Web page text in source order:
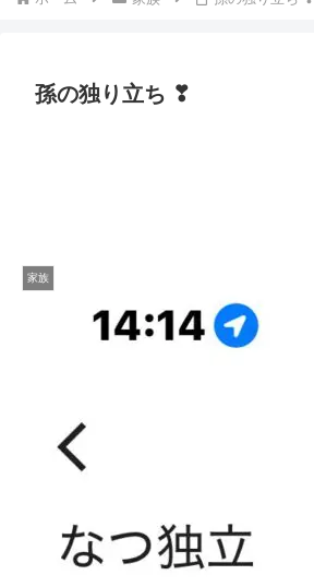
孫の独り立ち ❣
家族